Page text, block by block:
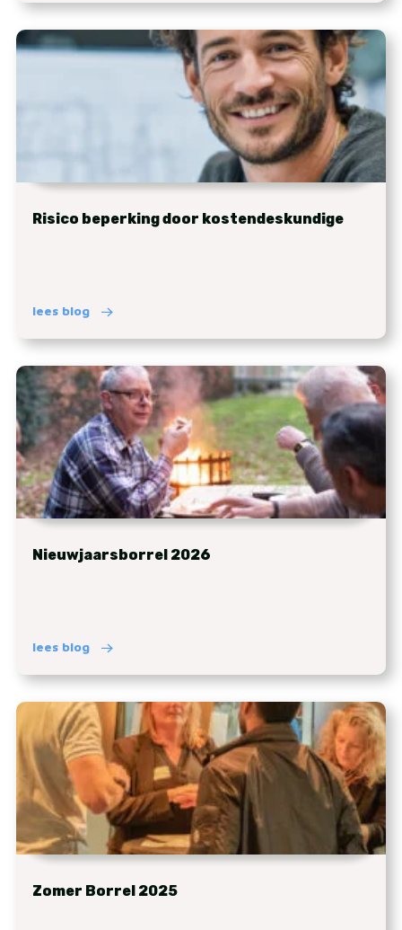
Risico beperking door kostendeskundige
lees blog
Nieuwjaarsborrel 2026
lees blog
Zomer Borrel 2025